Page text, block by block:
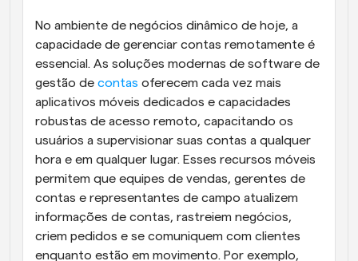
No ambiente de negócios dinâmico de hoje, a
capacidade de gerenciar contas remotamente é
essencial. As soluções modernas de software de
gestão de contas oferecem cada vez mais
aplicativos móveis dedicados e capacidades
robustas de acesso remoto, capacitando os
usuários a supervisionar suas contas a qualquer
hora e em qualquer lugar. Esses recursos móveis
permitem que equipes de vendas, gerentes de
contas e representantes de campo atualizem
informações de contas, rastreiem negócios,
criem pedidos e se comuniquem com clientes
enquanto estão em movimento. Por exemplo,